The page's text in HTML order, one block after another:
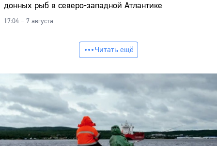
донных рыб в северо-западной Атлантике
17:04 – 7 августа
Читать ещё